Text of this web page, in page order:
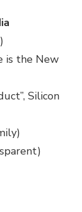
is the New
Silicon